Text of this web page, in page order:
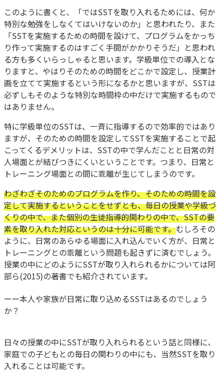
このように書くと、「ではSSTを取り入れるためには、何か
特別な勉強をしなくてはいけないのか」と思われたり、また
「SSTを実施するための時間を設けて、プログラムをかっち
り作って実施するのはすごく手間がかかりそうだ」と思われ
る方も多くいらっしゃると思います。学級単位での導入とな
りますと、やはりそのための時間をどこかで設定し、授業計
画を立てて実施するという形になるかと思いますが、SSTは
必ずしもそのような特別な時間枠の中だけで実施するもので
はありません。
特に学級単位のSSTは、一斉に指導するので効率的ではあり
ますが、そのための時間を設定してSSTを実施することで起
こってくるデメリットは、SSTの中で学んだことと日常の対
人場面とが結びつきにくいということです。つまり、日常と
トレーニング場面との間に乖離が生じてしまうのです。
わざわざそのためのプログラムを作り、そのための時間を設
定して実施するということをせずとも、毎日の授業や学級づ
くりの中で、また個別の生徒指導的関わりの中で、SSTの要
素を取り入れた対応というのは十分に可能です。むしろその
ように、日常のあらゆる場面に入れ込んでいく方が、日常と
トレーニングとの乖離という問題も起きずに済むでしょう。
授業の中にどのようにSSTが取り入れられるかについては阿
部ら(2015)の著書でも紹介されています。
ーー本人や家族が日常に取り込めるSSTはあるのでしょう
か？
日々の授業の中にSSTが取り入れられるという話と同様に、
家庭での子どもとの毎日の関わりの中にも、当然SSTを取り
入れることは可能です。